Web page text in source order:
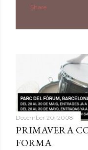
Share
December 20, 2008
PRIMAVERA
FORMA